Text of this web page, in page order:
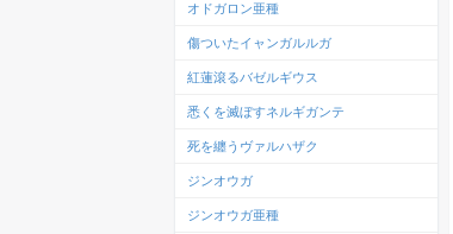
オドガロン亜種
傷ついたイャンガルルガ
紅蓮滾るバゼルギウス
悉くを滅ぼすネルギガンテ
死を纏うヴァルハザク
ジンオウガ
ジンオウガ亜種